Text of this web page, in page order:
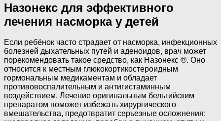
Назонекс для эффективного
лечения насморка у детей
Если ребёнок часто страдает от насморка, инфекционных
болезней дыхательных путей и аденоидов, врач может
порекомендовать такое средство, как Назонекс ®. Оно
относится к местным глюкокортикостероидным
гормональным медикаментам и обладает
противовоспалительным и антигистаминным
воздействием. Лечение оригинальным бельгийским
препаратом поможет избежать хирургического
вмешательства, предотвратит серьезные осложнения: